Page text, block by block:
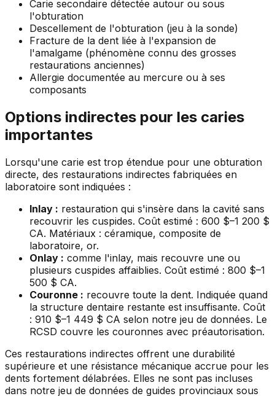
Carie secondaire détectée autour ou sous
l'obturation
Descellement de l'obturation (jeu à la sonde)
Fracture de la dent liée à l'expansion de
l'amalgame (phénomène connu des grosses
restaurations anciennes)
Allergie documentée au mercure ou à ses
composants
Options indirectes pour les caries
importantes
Lorsqu'une carie est trop étendue pour une obturation
directe, des restaurations indirectes fabriquées en
laboratoire sont indiquées :
Inlay : restauration qui s'insère dans la cavité sans
recouvrir les cuspides. Coût estimé : 600 $–1 200 $
CA. Matériaux : céramique, composite de
laboratoire, or.
Onlay : comme l'inlay, mais recouvre une ou
plusieurs cuspides affaiblies. Coût estimé : 800 $–1
500 $ CA.
Couronne : recouvre toute la dent. Indiquée quand
la structure dentaire restante est insuffisante. Coût
: 910 $–1 449 $ CA selon notre jeu de données. Le
RCSD couvre les couronnes avec préautorisation.
Ces restaurations indirectes offrent une durabilité
supérieure et une résistance mécanique accrue pour les
dents fortement délabrées. Elles ne sont pas incluses
dans notre jeu de données de guides provinciaux sous